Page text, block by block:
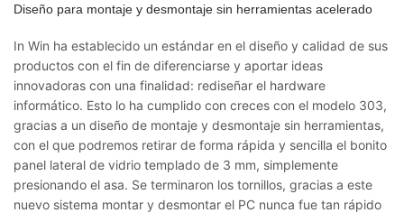
Diseño para montaje y desmontaje sin herramientas acelerado
In Win ha establecido un estándar en el diseño y calidad de sus
productos con el fin de diferenciarse y aportar ideas
innovadoras con una finalidad: rediseñar el hardware
informático. Esto lo ha cumplido con creces con el modelo 303,
gracias a un diseño de montaje y desmontaje sin herramientas,
con el que podremos retirar de forma rápida y sencilla el bonito
panel lateral de vidrio templado de 3 mm, simplemente
presionando el asa. Se terminaron los tornillos, gracias a este
nuevo sistema montar y desmontar el PC nunca fue tan rápido